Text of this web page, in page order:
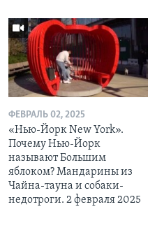
ФЕВРАЛЬ 02, 2025
«Нью-Йорк New York».
Почему Нью-Йорк
называют Большим
яблоком? Мандарины из
Чайна-тауна и собаки-
недотроги. 2 февраля 2025